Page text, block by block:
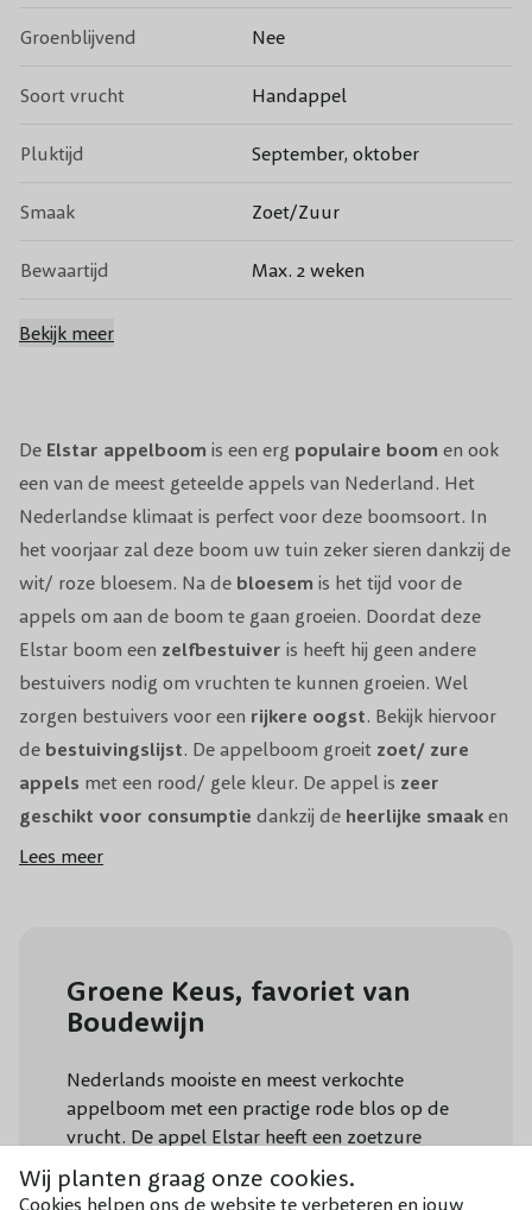
Wij planten graag onze cookies.
Cookies helpen ons de website te verbeteren en jouw
De Elstar appelboom is een erg populaire boom en ook
een van de meest geteelde appels van Nederland. Het
Nederlandse klimaat is perfect voor deze boomsoort. In
het voorjaar zal deze boom uw tuin zeker sieren dankzij de
wit/ roze bloesem. Na de bloesem is het tijd voor de
appels om aan de boom te gaan groeien. Doordat deze
Elstar boom een zelfbestuiver is heeft hij geen andere
bestuivers nodig om vruchten te kunnen groeien. Wel
zorgen bestuivers voor een rijkere oogst. Bekijk hiervoor
de bestuivingslijst. De appelboom groeit zoet/ zure
appels met een rood/ gele kleur. De appel is zeer
geschikt voor consumptie dankzij de heerlijke smaak en
kan lang bewaard worden
appelboom niet in een te vochtige grond, dit belemmert
namelijk de groei.
fruitbomen in Nederland. De veelzijdige appelboom Elstar
staat bekend om zijn heerlijke zoetzure appels die geschikt
zijn voor zowel vers gebruik als voor het bereiden van
taarten en compotes. De Elstar appel is knapperig, sappig
Lees meer
Groene Keus, favoriet van
Boudewijn
Nederlands mooiste en meest verkochte
appelboom met een practige rode blos op de
vrucht. De appel Elstar heeft een zoetzure
smaak. In het voorjaar bloeit de boom met
prachtige bloesem. Bezoek onze kwekerij en ik
Groenblijvend Nee
Soort vrucht Handappel
Pluktijd September, oktober
Smaak Zoet/Zuur
Bewaartijd Max. 2 weken
Bestuiving
Bloeiperiode April
Roze
Snoeiperiode November, Maart
Standplaats Zon
Winterhardheid Ja
Pot/Kluit/Kale wortel Kale wortel
Bekijk meer